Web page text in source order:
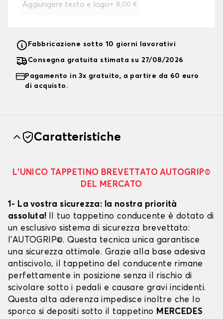
Aggiungere testo e logo+ 8,00 €
Fabbricazione sotto 10 giorni lavorativi
Consegna gratuita stimata su 27/08/2026
Pagamento in 3x gratuito, a partire da 60 euro
di acquisto.
Caratteristiche
L’UNICO TAPPETINO BREVETTATO AUTOGRIP©
DEL MERCATO
1- La vostra sicurezza: la nostra priorità
assoluta! Il tuo tappetino conducente è dotato di
un esclusivo sistema di sicurezza brevettato:
l’AUTOGRIP©. Questa tecnica unica garantisce
una sicurezza ottimale. Grazie alla base adesiva
antiscivolo, il tappetino del conducente rimane
perfettamente in posizione senza il rischio di
scivolare sotto i pedali e causare gravi incidenti.
Questa alta aderenza impedisce inoltre che lo
sporco si depositi sotto il tappetino MERCEDES